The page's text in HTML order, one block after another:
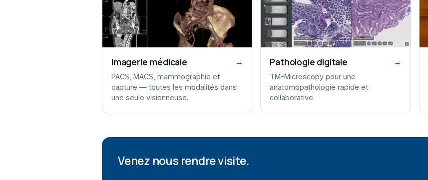
Imagerie médicale →
PACS, MACS, mammographie et
capture — toutes les modalités dans
une seule visionneuse.
Pathologie digitale →
TM-Microscopy pour une
anatomopathologie rapide et
collaborative.
Venez nous rendre visite.